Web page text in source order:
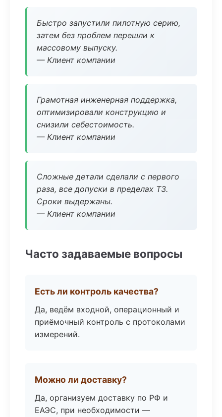
Быстро запустили пилотную серию,
затем без проблем перешли к
массовому выпуску.
— Клиент компании
Грамотная инженерная поддержка,
оптимизировали конструкцию и
снизили себестоимость.
— Клиент компании
Сложные детали сделали с первого
раза, все допуски в пределах ТЗ.
Сроки выдержаны.
— Клиент компании
Часто задаваемые вопросы
Есть ли контроль качества?
Да, ведём входной, операционный и
приёмочный контроль с протоколами
измерений.
Можно ли доставку?
Да, организуем доставку по РФ и
ЕАЭС, при необходимости —